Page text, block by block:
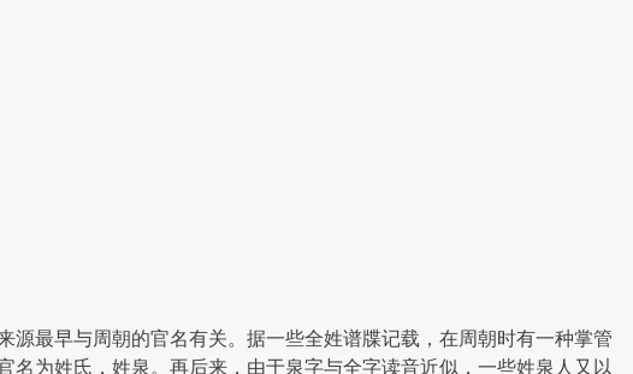
最早与周朝的官名有关。据一些全姓谱牒记载，在周朝时有一种掌管
为姓氏，姓泉。再后来，由于泉字与全字读音近似，一些姓泉人又以